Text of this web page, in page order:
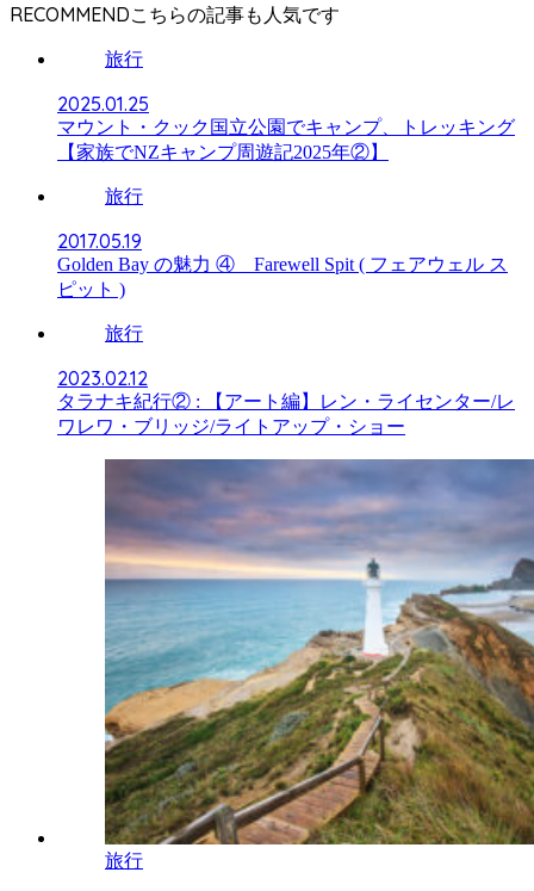
RECOMMEND
旅行
2025.01.25
マウント・クック国立公園でキャンプ、トレッキング
【家族でNZキャンプ周遊記2025年②】
旅行
2017.05.19
Golden Bay の魅力 ④ Farewell Spit ( フェアウェル ス
ピット )
旅行
2023.02.12
タラナキ紀行② : 【アート編】レン・ライセンター/レ
ワレワ・ブリッジ/ライトアップ・ショー
旅行